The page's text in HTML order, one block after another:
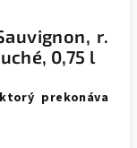
r.
0,75 l
prekonáva